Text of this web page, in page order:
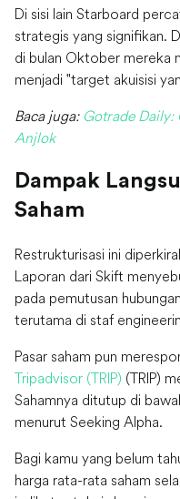
Di sisi lain Starboard
strategis yang signifikan.
di bulan Oktober mereka
menjadi "target akuisisi
Baca juga: Gotrade Daily:
Anjlok
Dampak
Saham
Restrukturisasi ini
Laporan dari Skift
pada pemutusan
terutama di staf
Pasar saham pun
Tripadvisor (TRIP) (TRIP)
Sahamnya ditutup di
menurut Seeking Alpha.
Bagi kamu yang belum
harga rata-rata saham